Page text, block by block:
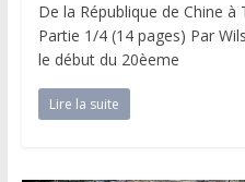
De la République de Chine à
Partie 1/4 (14 pages) Par
le début du 20èeme
Lire la suite